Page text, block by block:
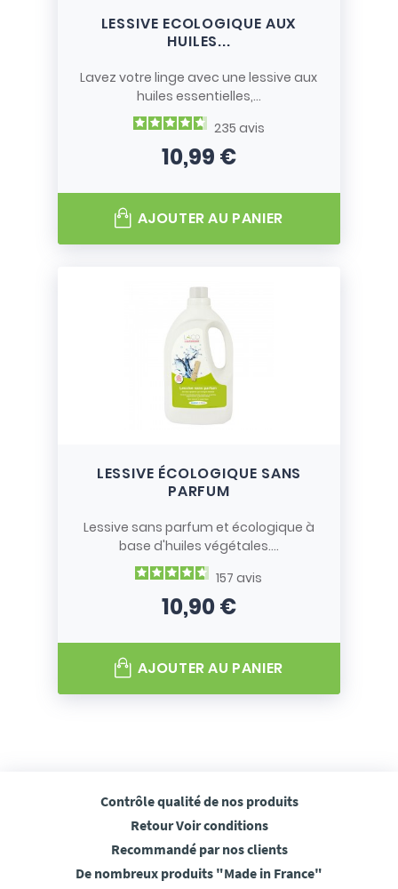
LESSIVE ECOLOGIQUE AUX
HUILES...
Lavez votre linge avec une lessive aux
huiles essentielles,...
235 avis
Prix
10,99 €
AJOUTER AU PANIER
LESSIVE ÉCOLOGIQUE SANS
PARFUM
Lessive sans parfum et écologique à
base d'huiles végétales....
157avis
Prix
10,90 €
AJOUTER AU PANIER
Contrôle qualitéde nos produits
RetourVoir conditions
Recommandépar nos clients
De nombreux produits "Made in France"